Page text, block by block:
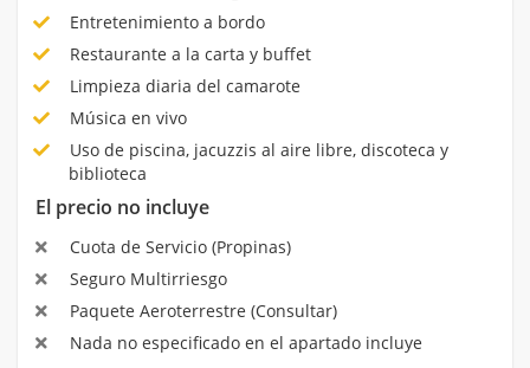
Entretenimiento a bordo
Restaurante a la carta y buffet
Limpieza diaria del camarote
Música en vivo
Uso de piscina, jacuzzis al aire libre, discoteca y
biblioteca
El precio no incluye
Cuota de Servicio (Propinas)
Seguro Multirriesgo
Paquete Aeroterrestre (Consultar)
Nada no especificado en el apartado incluye